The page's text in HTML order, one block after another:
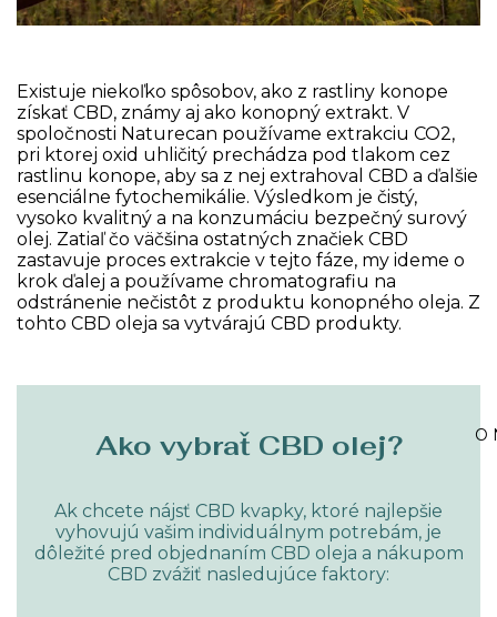
O
Existuje niekoľko spôsobov, ako z rastliny konope
získať CBD, známy aj ako konopný extrakt. V
spoločnosti Naturecan používame extrakciu CO2,
pri ktorej oxid uhličitý prechádza pod tlakom cez
rastlinu konope, aby sa z nej extrahoval CBD a ďalšie
esenciálne fytochemikálie. Výsledkom je čistý,
vysoko kvalitný a na konzumáciu bezpečný surový
olej. Zatiaľ čo väčšina ostatných značiek CBD
zastavuje proces extrakcie v tejto fáze, my ideme o
krok ďalej a používame chromatografiu na
odstránenie nečistôt z produktu konopného oleja. Z
tohto CBD oleja sa vytvárajú CBD produkty.
Ako vybrať CBD olej?
Ak chcete nájsť CBD kvapky, ktoré najlepšie
vyhovujú vašim individuálnym potrebám, je
dôležité pred objednaním CBD oleja a nákupom
CBD zvážiť nasledujúce faktory: